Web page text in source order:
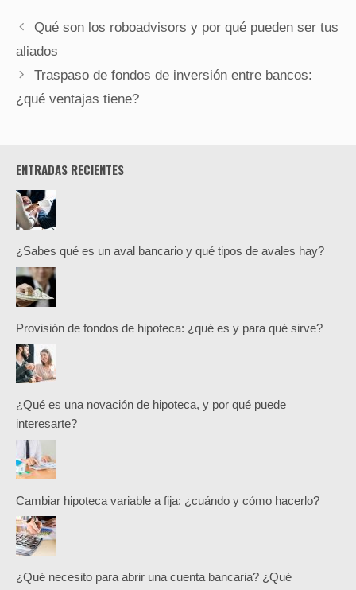
Qué son los roboadvisors y por qué pueden ser tus
aliados
Traspaso de fondos de inversión entre bancos:
¿qué ventajas tiene?
ENTRADAS RECIENTES
¿Sabes qué es un aval bancario y qué tipos de avales hay?
Provisión de fondos de hipoteca: ¿qué es y para qué sirve?
¿Qué es una novación de hipoteca, y por qué puede
interesarte?
Cambiar hipoteca variable a fija: ¿cuándo y cómo hacerlo?
¿Qué necesito para abrir una cuenta bancaria? ¿Qué